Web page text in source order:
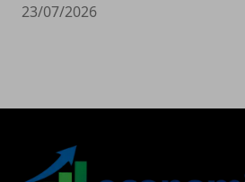
23/07/2026